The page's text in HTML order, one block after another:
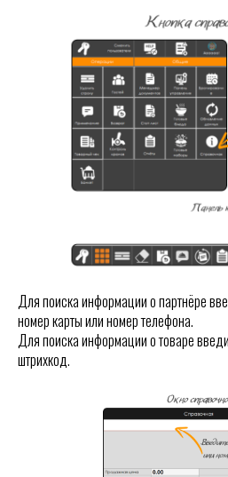
Для поиска информации о партнёре
номер карты или номер телефона.
Для поиска информации о товаре
штрихкод.